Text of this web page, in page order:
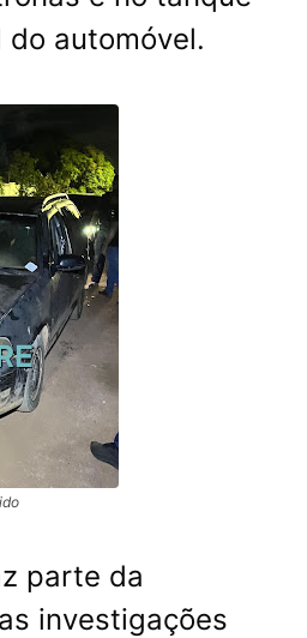
automóvel.
parte da
investigações